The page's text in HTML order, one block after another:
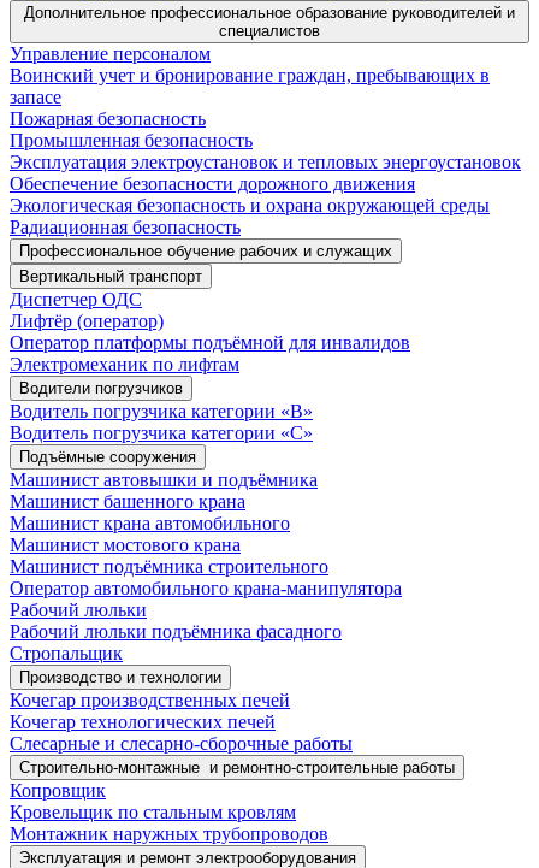
Дополнительное профессиональное образование руководителей и
специалистов
Управление персоналом
Воинский учет и бронирование граждан, пребывающих в
запасе
Пожарная безопасность
Промышленная безопасность
Эксплуатация электроустановок и тепловых энергоустановок
Обеспечение безопасности дорожного движения
Экологическая безопасность и охрана окружающей среды
Радиационная безопасность
Профессиональное обучение рабочих и служащих
Вертикальный транспорт
Диспетчер ОДС
Лифтёр (оператор)
Оператор платформы подъёмной для инвалидов
Электромеханик по лифтам
Водители погрузчиков
Водитель погрузчика категории «B»
Водитель погрузчика категории «С»
Подъёмные сооружения
Машинист автовышки и подъёмника
Машинист башенного крана
Машинист крана автомобильного
Машинист мостового крана
Машинист подъёмника строительного
Оператор автомобильного крана-манипулятора
Рабочий люльки
Рабочий люльки подъёмника фасадного
Стропальщик
Производство и технологии
Кочегар производственных печей
Кочегар технологических печей
Слесарные и слесарно-сборочные работы
Строительно-монтажные и ремонтно-строительные работы
Копровщик
Кровельщик по стальным кровлям
Монтажник наружных трубопроводов
Эксплуатация и ремонт электрооборудования